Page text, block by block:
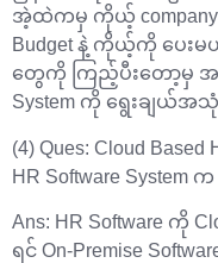
အဲ့ထဲကမှ ကိုယ့်
Budget နဲ့ ကိုယ့်ကို ပေးမ
တွေကို ကြည့်ပီးတော့မှ အဆ
System ကို ရွေးချယ်အ
(4) Ques: Cloud Based
HR Software
Ans: HR Software ကို
ရင် On-Premise